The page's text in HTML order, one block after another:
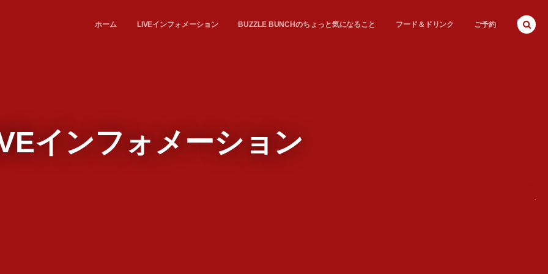
ホーム LIVEインフォメーション BUZZLE BUNCHのちょっと気になること フード＆ドリンク ご予約
インフォメーション